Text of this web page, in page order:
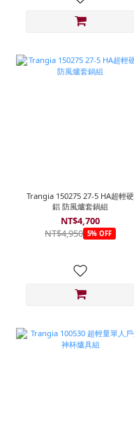
Trangia 150275 27-5 HA超輕硬
鋁 防風爐套鍋組
NT$4,700
NT$4,950 5% OFF